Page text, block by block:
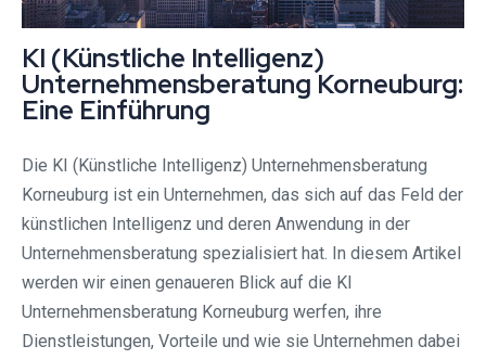
KI (Künstliche Intelligenz)
Unternehmensberatung Korneuburg:
Eine Einführung
Die KI (Künstliche Intelligenz) Unternehmensberatung
Korneuburg ist ein Unternehmen, das sich auf das Feld der
künstlichen Intelligenz und deren Anwendung in der
Unternehmensberatung spezialisiert hat. In diesem Artikel
werden wir einen genaueren Blick auf die KI
Unternehmensberatung Korneuburg werfen, ihre
Dienstleistungen, Vorteile und wie sie Unternehmen dabei